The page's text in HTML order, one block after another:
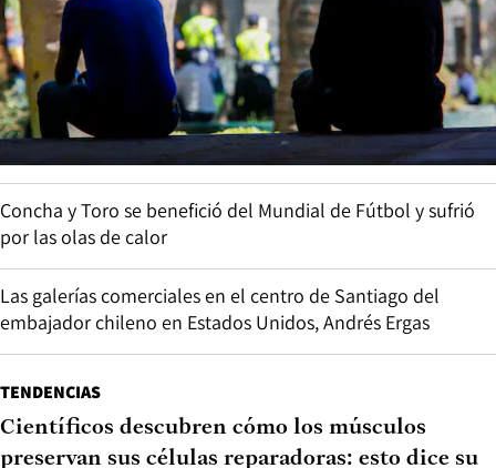
Concha y Toro se benefició del Mundial de Fútbol y sufrió
por las olas de calor
Las galerías comerciales en el centro de Santiago del
embajador chileno en Estados Unidos, Andrés Ergas
TENDENCIAS
Científicos descubren cómo los músculos
preservan sus células reparadoras: esto dice su